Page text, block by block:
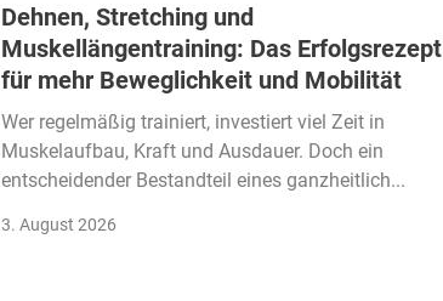
Dehnen, Stretching und
Muskellängentraining: Das Erfolgsrezept
für mehr Beweglichkeit und Mobilität
Wer regelmäßig trainiert, investiert viel Zeit in
Muskelaufbau, Kraft und Ausdauer. Doch ein
entscheidender Bestandteil eines ganzheitlich...
3. August 2026